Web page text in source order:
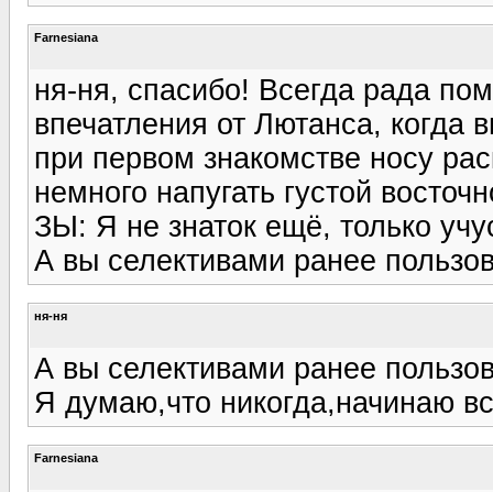
Farnesiana
ня-ня, спасибо! Всегда рада
впечатления от Лютанса, когда
при первом знакомстве носу
немного напугать густой
ЗЫ: Я не знаток ещё, только
А вы селективами ранее
ня-ня
А вы селективами ранее
Я думаю,что никогда,начинаю
Farnesiana